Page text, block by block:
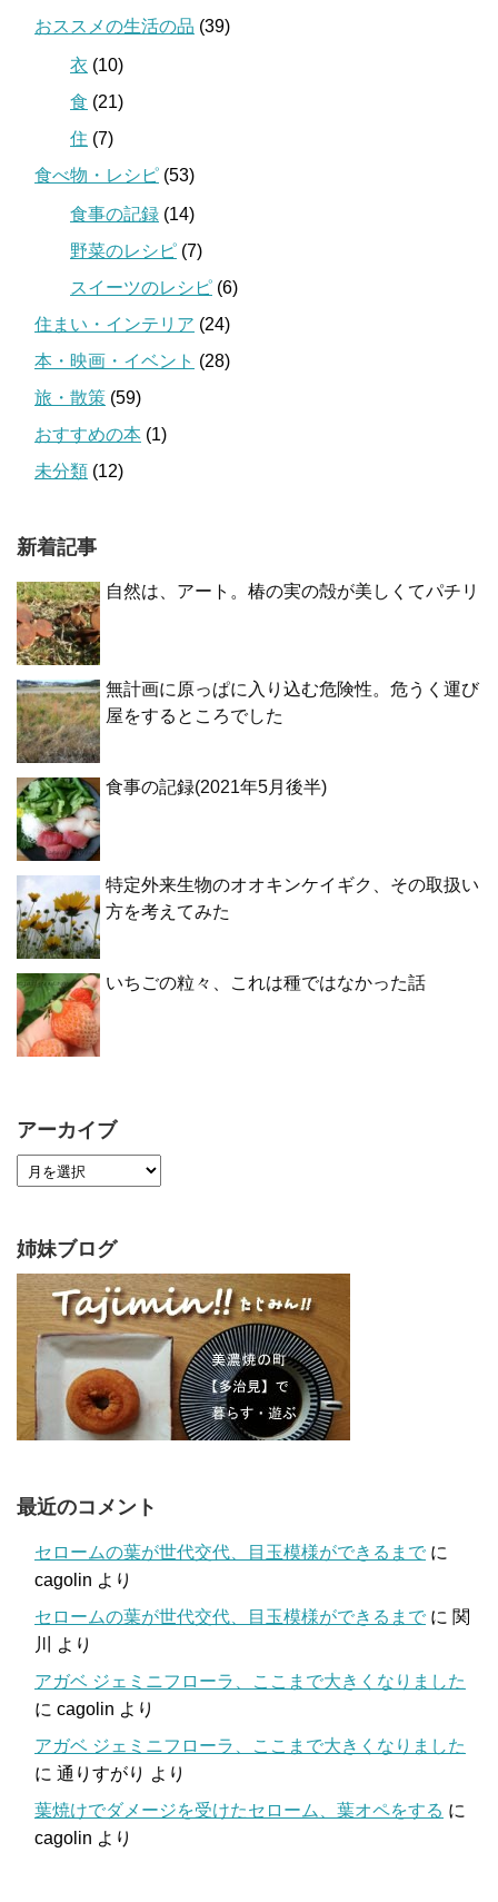
おススメの生活の品 (39)
衣 (10)
食 (21)
住 (7)
食べ物・レシピ (53)
食事の記録 (14)
野菜のレシピ (7)
スイーツのレシピ (6)
住まい・インテリア (24)
本・映画・イベント (28)
旅・散策 (59)
おすすめの本 (1)
未分類 (12)
新着記事
自然は、アート。椿の実の殻が美しくてパチリ
無計画に原っぱに入り込む危険性。危うく運び
屋をするところでした
食事の記録(2021年5月後半)
特定外来生物のオオキンケイギク、その取扱い
方を考えてみた
いちごの粒々、これは種ではなかった話
アーカイブ
姉妹ブログ
最近のコメント
セロームの葉が世代交代、目玉模様ができるまで に
cagolin より
セロームの葉が世代交代、目玉模様ができるまで に 関
川
より
アガベ ジェミニフローラ、ここまで大きくなりました
に cagolin より
アガベ ジェミニフローラ、ここまで大きくなりました
に 通りすがり より
葉焼けでダメージを受けたセローム、葉オペをする に
cagolin より